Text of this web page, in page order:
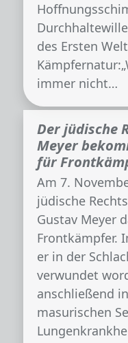
des Ersten
immer nicht…
Der jüdische
Meyer
für
Am 7.
jüdische
Gustav Meyer
Frontkämpfer.
er in der
verwundet
anschließend
masurischen